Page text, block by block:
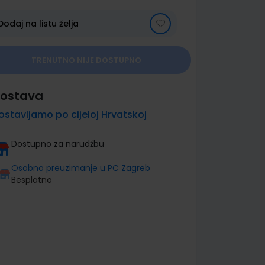
na listu želja
po cijeloj Hrvatskoj
Dostupno za narudžbu
Osobno preuzimanje u PC Zagreb
Besplatno